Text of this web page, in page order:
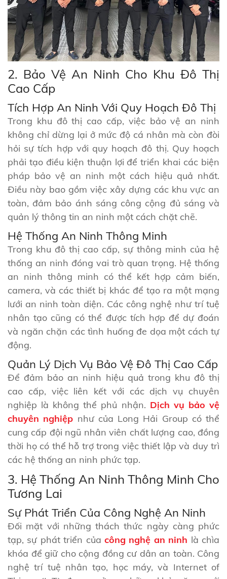
2. Bảo Vệ An Ninh Cho Khu Đô Thị
Cao Cấp
Tích Hợp An Ninh Với Quy Hoạch Đô Thị
Trong khu đô thị cao cấp, việc bảo vệ an ninh
không chỉ dừng lại ở mức độ cá nhân mà còn đòi
hỏi sự tích hợp với quy hoạch đô thị. Quy hoạch
phải tạo điều kiện thuận lợi để triển khai các biện
pháp bảo vệ an ninh một cách hiệu quả nhất.
Điều này bao gồm việc xây dựng các khu vực an
toàn, đảm bảo ánh sáng công cộng đủ sáng và
quản lý thông tin an ninh một cách chặt chẽ.
Hệ Thống An Ninh Thông Minh
Trong khu đô thị cao cấp, sự thông minh của hệ
thống an ninh đóng vai trò quan trọng. Hệ thống
an ninh thông minh có thể kết hợp cảm biến,
camera, và các thiết bị khác để tạo ra một mạng
lưới an ninh toàn diện. Các công nghệ như trí tuệ
nhân tạo cũng có thể được tích hợp để dự đoán
và ngăn chặn các tình huống đe dọa một cách tự
động.
Quản Lý Dịch Vụ Bảo Vệ Đô Thị Cao Cấp
Để đảm bảo an ninh hiệu quả trong khu đô thị
cao cấp, việc liên kết với các dịch vụ chuyên
nghiệp là không thể phủ nhận. Dịch vụ bảo vệ
chuyên nghiệp như của Long Hải Group có thể
cung cấp đội ngũ nhân viên chất lượng cao, đồng
thời họ có thể hỗ trợ trong việc thiết lập và duy trì
các hệ thống an ninh phức tạp.
3. Hệ Thống An Ninh Thông Minh Cho
Tương Lai
Sự Phát Triển Của Công Nghệ An Ninh
Đối mặt với những thách thức ngày càng phức
tạp, sự phát triển của công nghệ an ninh là chìa
khóa để giữ cho cộng đồng cư dân an toàn. Công
nghệ trí tuệ nhân tạo, học máy, và Internet of